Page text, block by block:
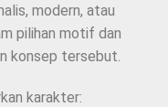
modern, atau
pilihan motif dan
konsep tersebut.
karakter: